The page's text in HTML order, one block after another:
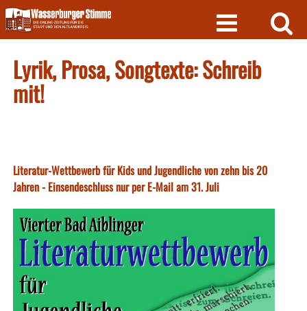
Skip
to
content
Lyrik, Prosa, Songtexte: Schreib
mit!
Literatur-Wettbewerb für Kids und Jugendliche von zehn bis 20
Jahren - Einsendeschluss nur per E-Mail am 31. Juli